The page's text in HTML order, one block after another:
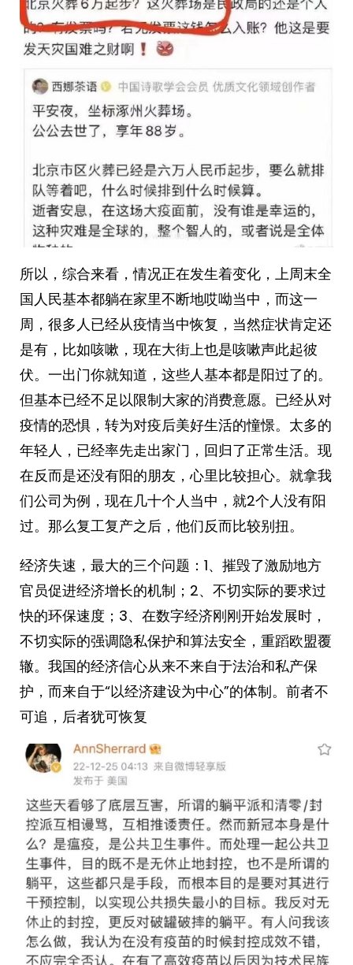
所以，综合来看，情况正在发生着变化，上周末全
国人民基本都躺在家里不断地哎呦当中，而这一
周，很多人已经从疫情当中恢复，当然症状肯定还
是有，比如咳嗽，现在大街上也是咳嗽声此起彼
伏。一出门你就知道，这些人基本都是阳过了的。
但基本已经不足以限制大家的消费意愿。已经从对
疫情的恐惧，转为对疫后美好生活的憧憬。太多的
年轻人，已经率先走出家门，回归了正常生活。现
在反而是还没有阳的朋友，心里比较担心。就拿我
们公司为例，现在几十个人当中，就2个人没有阳
过。那么复工复产之后，他们反而比较别扭。
经济失速，最大的三个问题：1、摧毁了激励地方
官员促进经济增长的机制；2、不切实际的要求过
快的环保速度；3、在数字经济刚刚开始发展时，
不切实际的强调隐私保护和算法安全，重蹈欧盟覆
辙。我国的经济信心从来不来自于法治和私产保
护，而来自于“以经济建设为中心”的体制。前者不
可追，后者犹可恢复